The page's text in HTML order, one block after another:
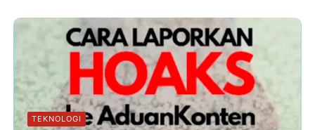
TEKNOLOGI